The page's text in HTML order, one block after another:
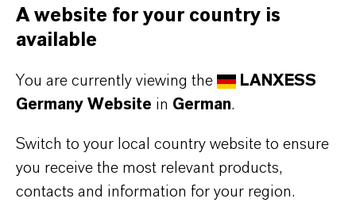
Die Low-Monomer-Technologie von LANXESS
Eigenschaftsprofil auf die
Kundenanforderungen abgestimmt werden. Die
Chemikalien verfügbar, einschließlich spezieller
Isocyanate wie IPDI (Isophorondiisocyanat),
HDI (Hexamethylendiisocyanat) sowie pPDI (p-
A website for your country is
available
You are currently viewing the
LANXESS
Germany Website in German.
Switch to your local country website to ensure
you receive the most relevant products,
contacts and information for your region.